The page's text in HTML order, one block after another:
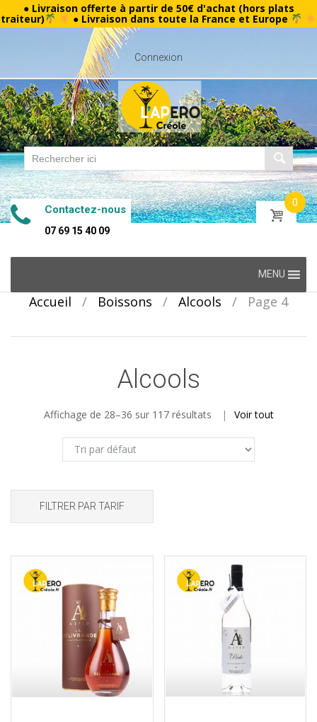
● Livraison offerte à partir de 50€ d'achat (hors plats
traiteur) ● Livraison dans toute la France et Europe
Connexion
Contactez-nous
07 69 15 40 09
0
content
MENU
Accueil / Boissons / Alcools / Page 4
Alcools
Affichage de 28–36 sur 117 résultats Voir tout
FILTRER PAR TARIF